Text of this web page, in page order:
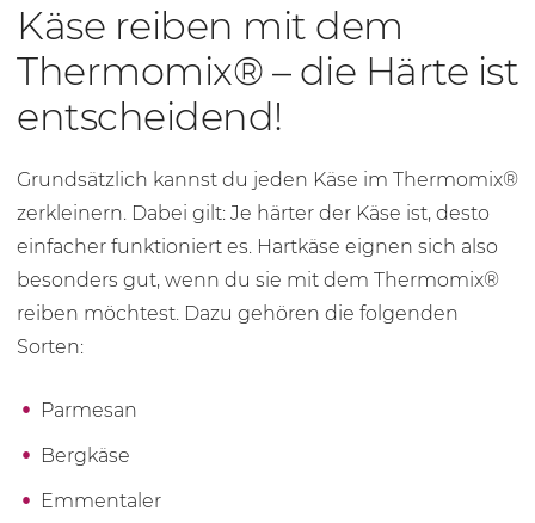
Käse reiben mit dem
Thermomix® – die Härte ist
entscheidend!
Grundsätzlich kannst du jeden Käse im Thermomix®
zerkleinern. Dabei gilt: Je härter der Käse ist, desto
einfacher funktioniert es. Hartkäse eignen sich also
besonders gut, wenn du sie mit dem Thermomix®
reiben möchtest. Dazu gehören die folgenden
Sorten:
Parmesan
Bergkäse
Emmentaler